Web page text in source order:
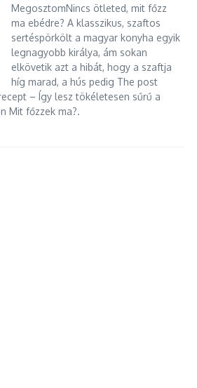
MegosztomNincs ötleted, mit főzz
ma ebédre? A klasszikus, szaftos
sertéspörkölt a magyar konyha egyik
legnagyobb királya, ám sokan
elkövetik azt a hibát, hogy a szaftja
híg marad, a hús pedig The post
– Így lesz tökéletesen sűrű a
Mit főzzek ma?.